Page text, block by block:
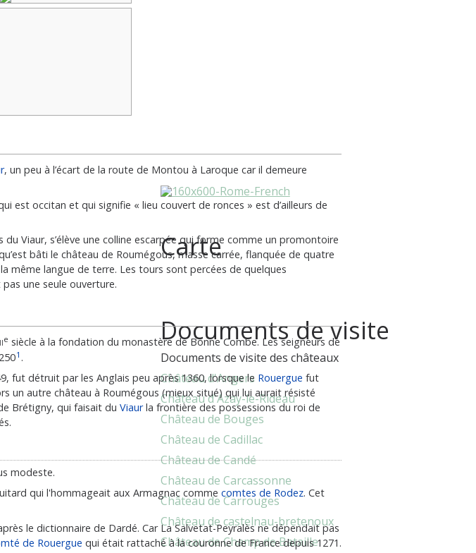
, un peu à l’écart de la route de Montou à Laroque car il demeure
est occitan et qui signifie « lieu couvert de ronces » est d’ailleurs de
Viaur, s’élève une colline escarpée qui forme comme un promontoire
bâti le château de Roumégous, masse carrée, flanquée de quatre
même langue de terre. Les tours sont percées de quelques
une seule ouverture.
e siècle à la fondation du monastère de Bonne Combe. Les seigneurs de
1 .
fut détruit par les Anglais peu après 1360, lorsque le Rouergue fut
un autre château à Roumégous (mieux situé) qui lui aurait résisté
Brétigny, qui faisait du Viaurla frontière des possessions du roi de
modeste.
qui l'hommageait aux Armagnac comme comtes de Rodez. Cet
le dictionnaire de Dardé. Car La Salvetat-Peyralès ne dépendait pas
de Rouergue qui était rattaché à la couronne de France depuis 1271.
Carte
Documents de visite
Documents de visite des châteaux
Château d'Angers
Château d'Azay-le-Rideau
Château de Bouges
Château de Cadillac
Château de Candé
Château de Carcassonne
Château de Carrouges
Château de castelnau-bretenoux
Château de Champ de Bataille